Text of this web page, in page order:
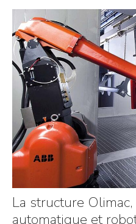
La structure
automatique et